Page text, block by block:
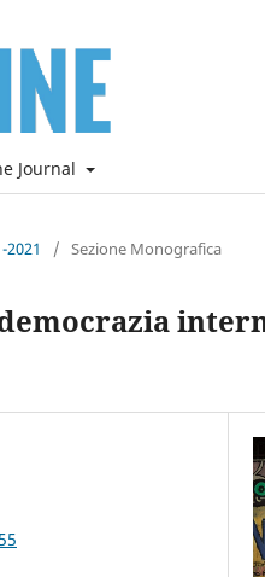
Journal
2021 / Sezione Monografica